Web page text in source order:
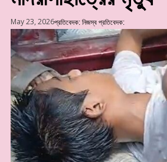
May 23, 2026প্রতিবেদক: নিজস্ব প্রতিবেদক: